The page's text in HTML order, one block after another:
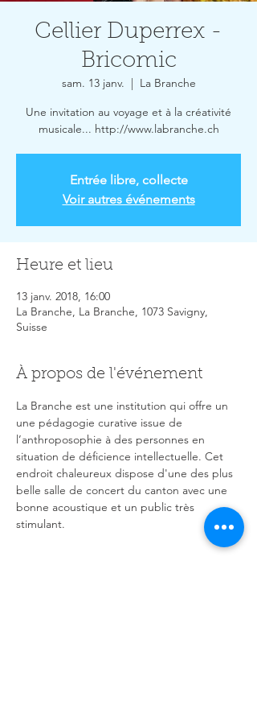
Cellier Duperrex -
Bricomic
sam. 13 janv.
  |
La Branche
Une invitation au voyage et à la créativité
musicale... http://www.labranche.ch
Entrée libre, collecte
Voir autres événements
Heure et lieu
13 janv. 2018, 16:00
La Branche, La Branche, 1073 Savigny,
Suisse
À propos de l'événement
La Branche est une institution qui offre un
une pédagogie curative issue de
l’anthroposophie à des personnes en
situation de déficience intellectuelle. Cet
endroit chaleureux dispose d'une des plus
belle salle de concert du canton avec une
bonne acoustique et un public très
stimulant.